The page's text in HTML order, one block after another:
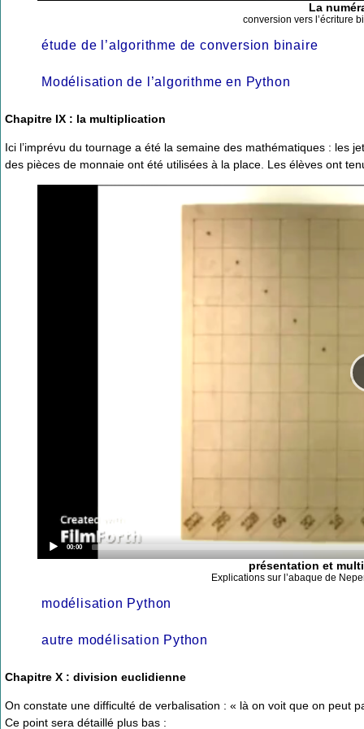
La
conversion vers l’écriture
étude de l’algorithme de conversion binaire
Modélisation de l’algorithme en Python
Chapitre IX : la multiplication
Ici l’imprévu du tournage a été la semaine des mathématiques : les
des pièces de monnaie ont été utilisées à la place. Les élèves ont
Current
00:00
présentation et
Explications sur l’abaque de
modélisation Python
autre modélisation Python
Chapitre X : division euclidienne
On constate une difficulté de verbalisation : « là on voit que on peut
Ce point sera détaillé plus bas :